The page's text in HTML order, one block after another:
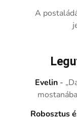
A
Evelin -
Robosztus